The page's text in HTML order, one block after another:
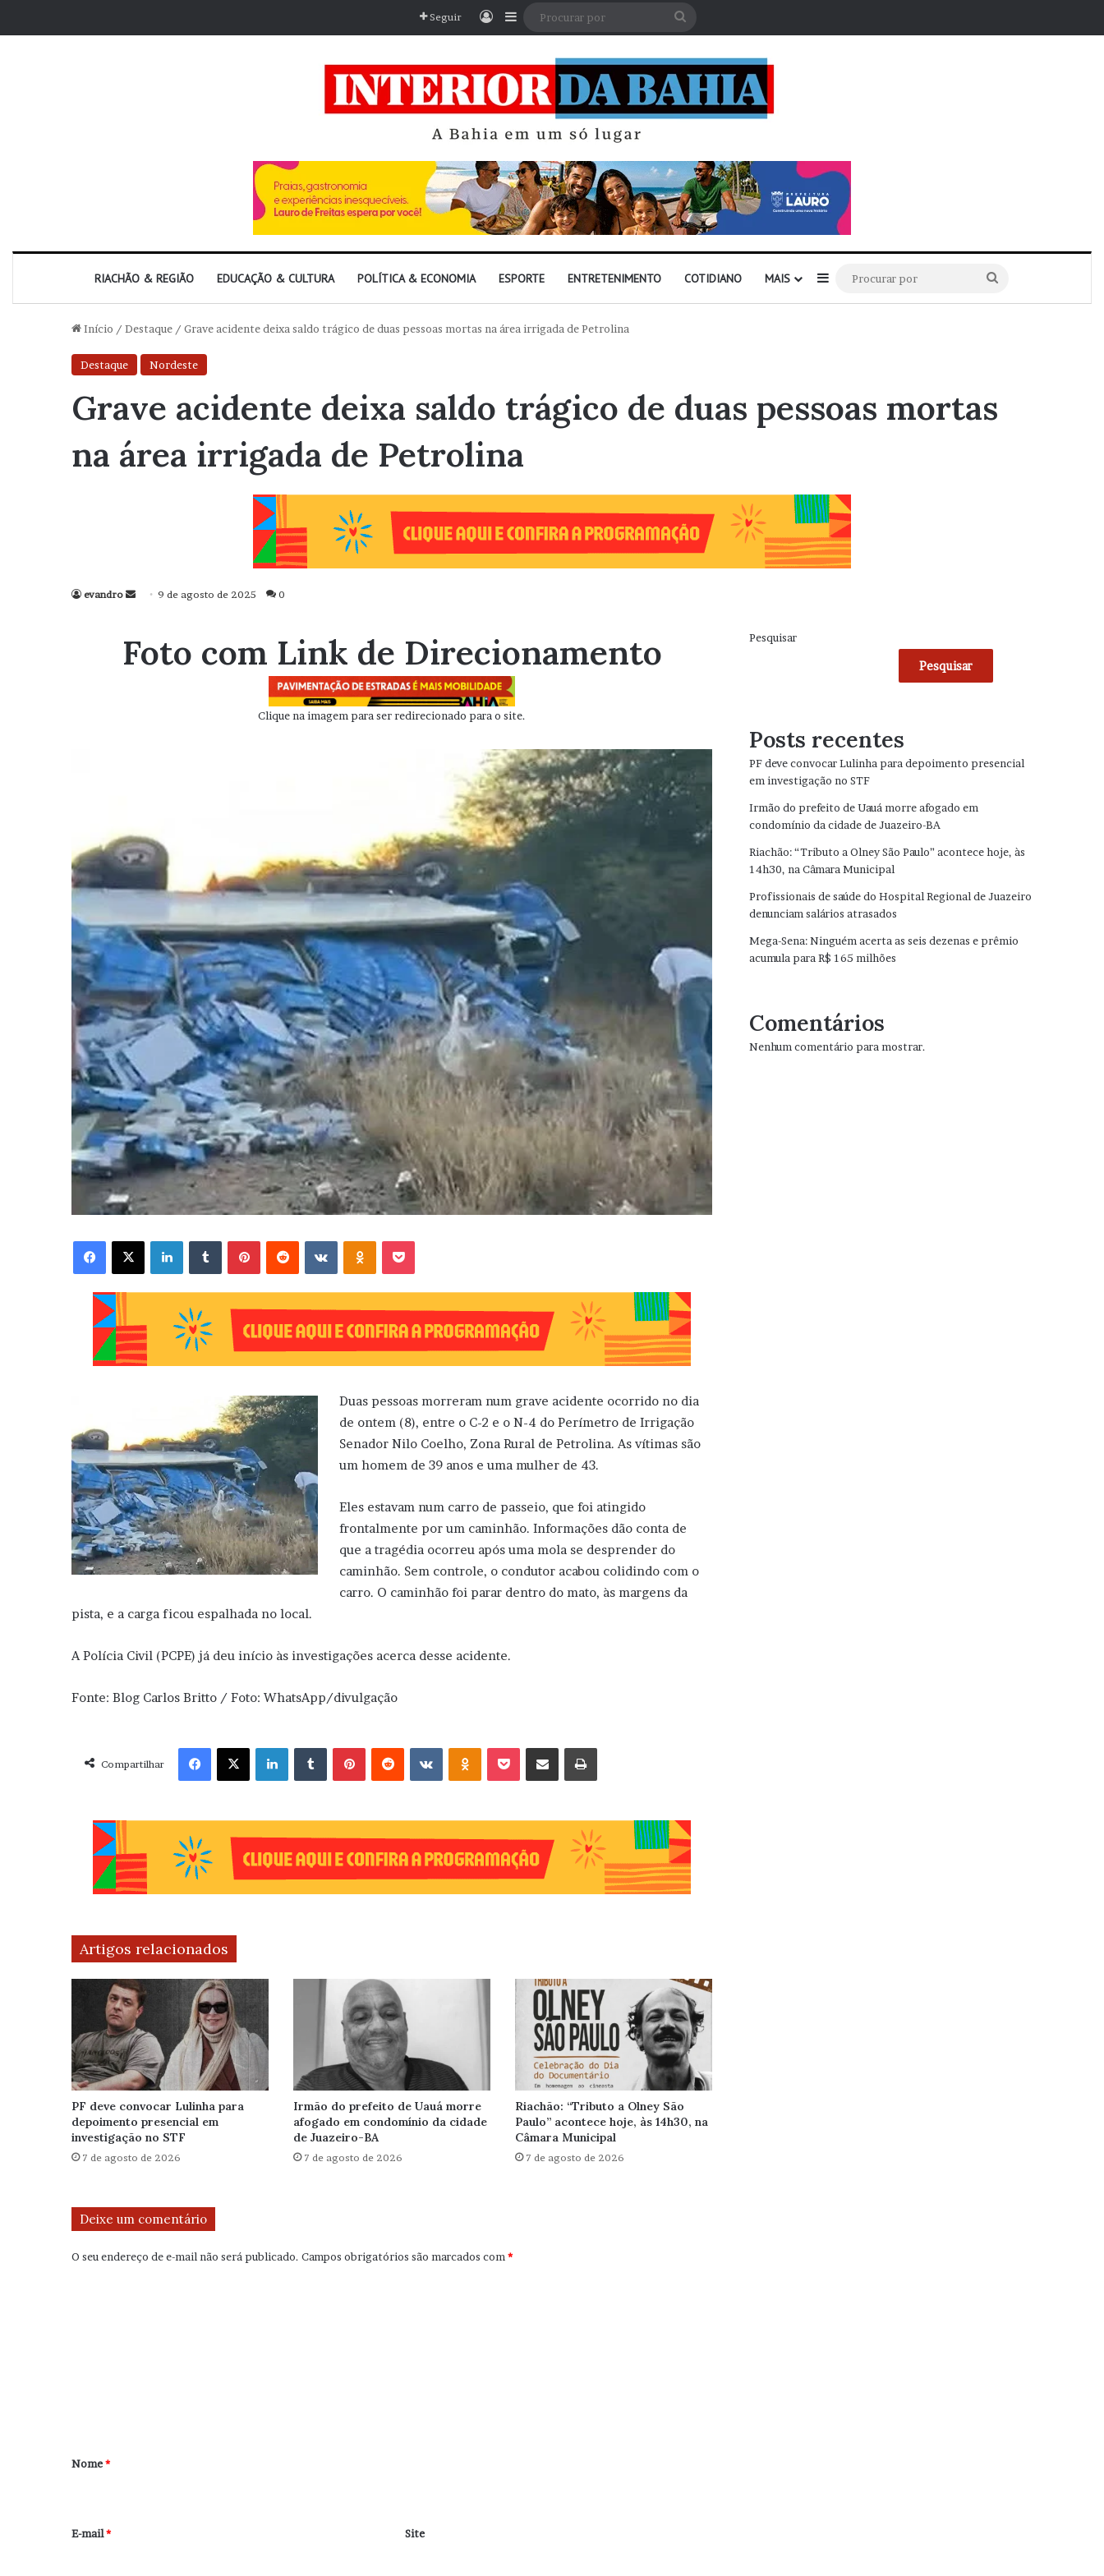
Seguir EntrarBarra Lateral
RIACHÃO & REGIÃO EDUCAÇÃO & CULTURA POLÍTICA & ECONOMIA ESPORTE ENTRETENIMENTO COTIDIANO MAIS Barra Lateral
por
Início / Destaque / Grave acidente deixa saldo trágico de duas pessoas mortas na área irrigada de Petrolina
Destaque Nordeste
Grave acidente deixa saldo trágico de duas pessoas mortas
na área irrigada de Petrolina
evandro
Mande
mail
9 de agosto de 2025 0
Foto com Link de Direcionamento
Clique na imagem para ser redirecionado para o site.
Facebook X Linkedin VK OK
Duas pessoas morreram num grave acidente ocorrido no dia
de ontem (8), entre o C-2 e o N-4 do Perímetro de Irrigação
Senador Nilo Coelho, Zona Rural de Petrolina. As vítimas são
um homem de 39 anos e uma mulher de 43.
Eles estavam num carro de passeio, que foi atingido
frontalmente por um caminhão. Informações dão conta de
que a tragédia ocorreu após uma mola se desprender do
caminhão. Sem controle, o condutor acabou colidindo com o
carro. O caminhão foi parar dentro do mato, às margens da
pista, e a carga ficou espalhada no local.
A Polícia Civil (PCPE) já deu início às investigações acerca desse acidente.
Fonte: Blog Carlos Britto / Foto: WhatsApp/divulgação
Compartilhar
Facebook X Linkedin VK OK
Artigos relacionados
PF deve convocar Lulinha para
depoimento presencial em
investigação no STF
7 de agosto de 2026
Irmão do prefeito de Uauá morre
afogado em condomínio da cidade
de Juazeiro-BA
7 de agosto de 2026
Riachão: “Tributo a Olney São
Paulo” acontece hoje, às 14h30, na
Câmara Municipal
7 de agosto de 2026
Deixe um comentário
O seu endereço de e-mail não será publicado. Campos obrigatórios são marcados com *
r
*
Nome*
E-mail* Site
Pesquisar
Pesquisar
Posts recentes
PF deve convocar Lulinha para depoimento presencial
em investigação no STF
Irmão do prefeito de Uauá morre afogado em
condomínio da cidade de Juazeiro-BA
Riachão: “Tributo a Olney São Paulo” acontece hoje, às
14h30, na Câmara Municipal
Profissionais de saúde do Hospital Regional de Juazeiro
denunciam salários atrasados
Mega-Sena: Ninguém acerta as seis dezenas e prêmio
acumula para R$ 165 milhões
Comentários
Nenhum comentário para mostrar.